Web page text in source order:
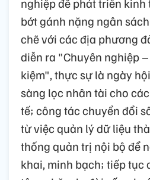
bớt gánh nặng ngân
chẽ với các địa phương
diễn ra "Chuyên nghiệp
kiệm", thực sự là ngày
sàng lọc nhân tài cho
tế; công tác chuyển đổi
từ việc quản lý dữ liệu
thống quản trị nội bộ để
khai, minh bạch; tiếp tục